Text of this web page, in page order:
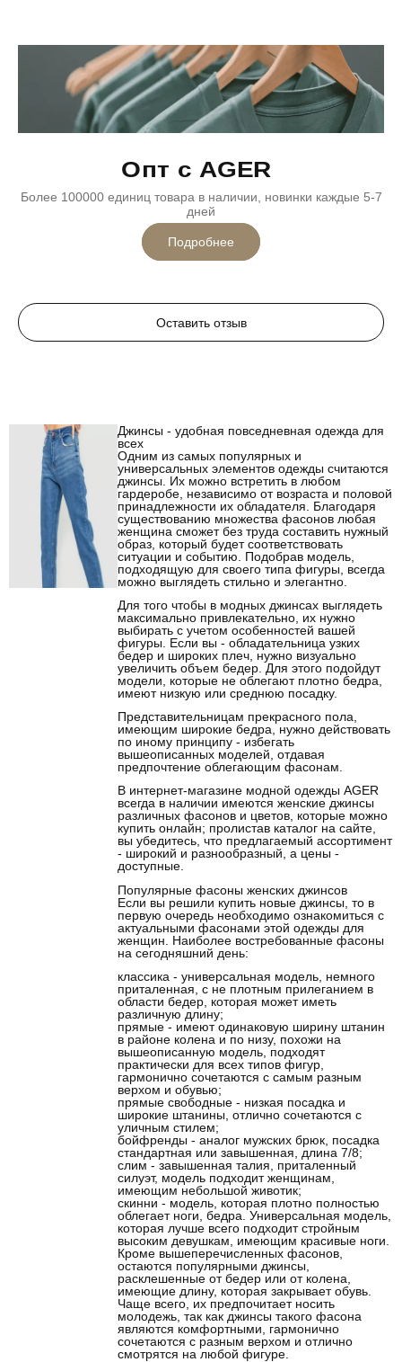
Опт с AGER
Более 100000 единиц товара в наличии, новинки каждые 5-7
дней
Подробнее
Оставить отзыв
Джинсы - удобная повседневная одежда для
всех
Одним из самых популярных и
универсальных элементов одежды считаются
джинсы. Их можно встретить в любом
гардеробе, независимо от возраста и половой
принадлежности их обладателя. Благодаря
существованию множества фасонов любая
женщина сможет без труда составить нужный
образ, который будет соответствовать
ситуации и событию. Подобрав модель,
подходящую для своего типа фигуры, всегда
можно выглядеть стильно и элегантно.
Для того чтобы в модных джинсах выглядеть
максимально привлекательно, их нужно
выбирать с учетом особенностей вашей
фигуры. Если вы - обладательница узких
бедер и широких плеч, нужно визуально
увеличить объем бедер. Для этого подойдут
модели, которые не облегают плотно бедра,
имеют низкую или среднюю посадку.
Представительницам прекрасного пола,
имеющим широкие бедра, нужно действовать
по иному принципу - избегать
вышеописанных моделей, отдавая
предпочтение облегающим фасонам.
В интернет-магазине модной одежды AGER
всегда в наличии имеются женские джинсы
различных фасонов и цветов, которые можно
купить онлайн; пролистав каталог на сайте,
вы убедитесь, что предлагаемый ассортимент
- широкий и разнообразный, а цены -
доступные.
Популярные фасоны женских джинсов
Если вы решили купить новые джинсы, то в
первую очередь необходимо ознакомиться с
актуальными фасонами этой одежды для
женщин. Наиболее востребованные фасоны
на сегодняшний день:
классика - универсальная модель, немного
приталенная, с не плотным прилеганием в
области бедер, которая может иметь
различную длину;
прямые - имеют одинаковую ширину штанин
в районе колена и по низу, похожи на
вышеописанную модель, подходят
практически для всех типов фигур,
гармонично сочетаются с самым разным
верхом и обувью;
прямые свободные - низкая посадка и
широкие штанины, отлично сочетаются с
уличным стилем;
бойфренды - аналог мужских брюк, посадка
стандартная или завышенная, длина 7/8;
слим - завышенная талия, приталенный
силуэт, модель подходит женщинам,
имеющим небольшой животик;
скинни - модель, которая плотно полностью
облегает ноги, бедра. Универсальная модель,
которая лучше всего подходит стройным
высоким девушкам, имеющим красивые ноги.
Кроме вышеперечисленных фасонов,
остаются популярными джинсы,
расклешенные от бедер или от колена,
имеющие длину, которая закрывает обувь.
Чаще всего, их предпочитает носить
молодежь, так как джинсы такого фасона
являются комфортными, гармонично
сочетаются с разным верхом и отлично
смотрятся на любой фигуре.